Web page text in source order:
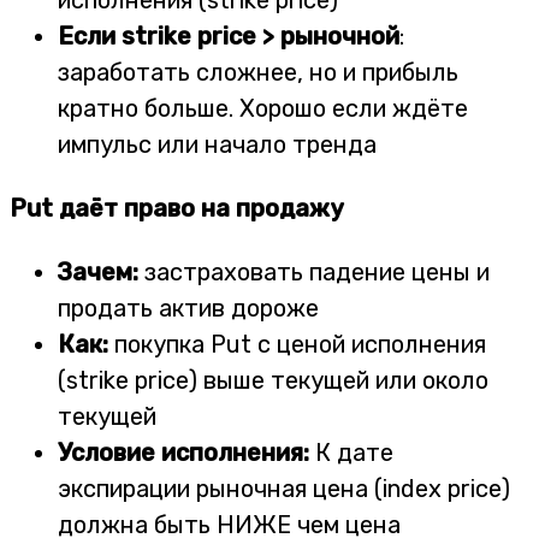
Если strike price > рыночной:
заработать сложнее, но и прибыль
кратно больше. Хорошо если ждёте
импульс или начало тренда
Put даёт право на продажу
Зачем: застраховать падение цены и
продать актив дороже
Как: покупка Put с ценой исполнения
(strike price) выше текущей или около
текущей
Условие исполнения: К дате
экспирации рыночная цена (index price)
должна быть НИЖЕ чем цена